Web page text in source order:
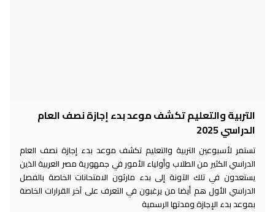
التربية والتعليم تكشف موعد بدء إجازة نصف العام
الدراسي 2025
تستمر لأسبوعين التربية والتعليم تكشف موعد بدء إجازة نصف العام
الدراسي الكثير من الطلاب وأولياء الأمور في جمهورية مصر العربية الذين
يستعدون في تلك الآونة إلى بدء مارثون الامتحانات الخاصة بالفصل
الدراسي الأول هم أيضا من يرغبون في التعرف على آخر القرارات الخاصة
بموعد بدء الإجازة ومدتها الرسمية